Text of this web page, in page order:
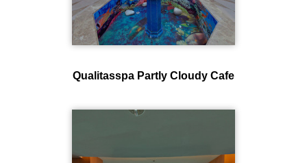
Qualitasspa Partly Cloudy Cafe